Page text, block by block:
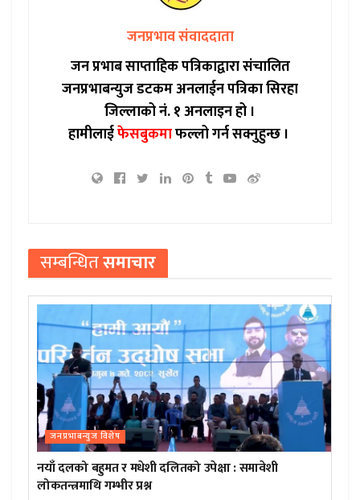
जनप्रभाव संवाददाता
जन प्रभाब साप्ताहिक पत्रिकाद्वारा संचालित
जनप्रभाबन्युज डटकम अनलाईन पत्रिका सिरहा
जिल्लाको नं. १ अनलाइन हो ।
हामीलाईफेसबुकमाफल्लो गर्न सक्नुहुन्छ ।
सम्बन्धितसमाचार
जनप्रभाबन्युज विशेष
नयाँ दलको बहुमत र मधेशी दलितको उपेक्षा : समावेशी
लोकतन्त्रमाथि गम्भीर प्रश्न